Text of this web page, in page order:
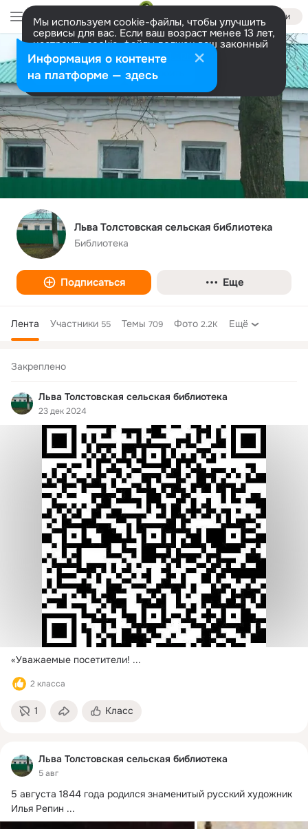
Войти
Мы используем cookie-файлы, чтобы улучшить
сервисы для вас. Если ваш возраст менее 13 лет,
настроить cookie-файлы должен ваш законный
представитель. Больше информации
Разрешить все Настроить
Льва Толстовская сельская библиотека
Библиотека
Подписаться Еще
Лента Участники 55 Темы 709 Фото 2.2K Ещё
Закреплено
Льва Толстовская сельская библиотека
23 дек 2024
«Уважаемые посетители! ...
2 класса
1 Класс
Льва Толстовская сельская библиотека
5 авг
5 августа 1844 года родился знаменитый русский художник
Илья Репин ...
колонка
Информация о контенте
на платформе — здесь